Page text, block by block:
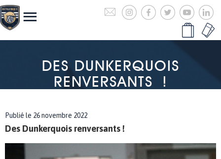
DES DUNKERQUOIS
RENVERSANTS !
Publié le 26 novembre 2022
Des Dunkerquois renversants !